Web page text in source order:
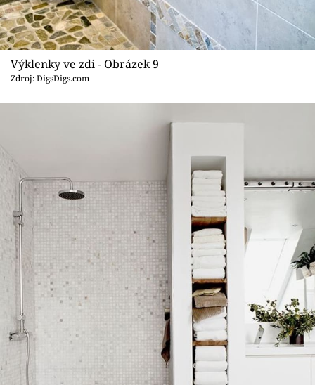
Výklenky ve zdi - Obrázek 9
Zdroj: DigsDigs.com